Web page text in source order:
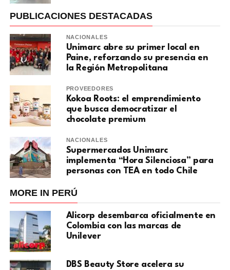
PUBLICACIONES DESTACADAS
NACIONALES
Unimarc abre su primer local en
Paine, reforzando su presencia en
la Región Metropolitana
PROVEEDORES
Kokoa Roots: el emprendimiento
que busca democratizar el
chocolate premium
NACIONALES
Supermercados Unimarc
implementa “Hora Silenciosa” para
personas con TEA en todo Chile
MORE IN PERÚ
Alicorp desembarca oficialmente en
Colombia con las marcas de
Unilever
DBS Beauty Store acelera su